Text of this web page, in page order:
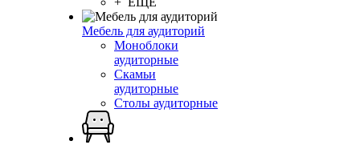
Мебель для аудиторий
Моноблоки
аудиторные
Скамьи
аудиторные
Столы аудиторные